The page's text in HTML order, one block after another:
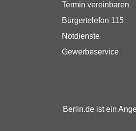
Termin vereinbaren
Bürgertelefon 115
Notdienste
Gewerbeservice
Berlin.de ist ein